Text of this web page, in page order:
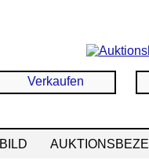
Verkaufen
BILD